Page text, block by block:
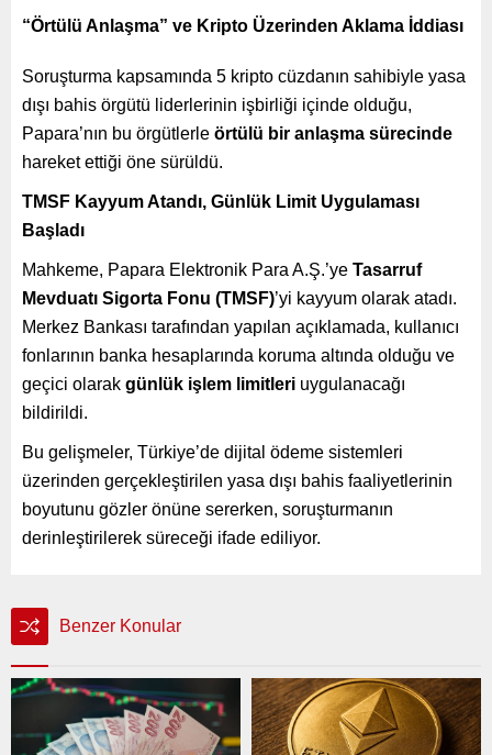
“Örtülü Anlaşma” ve Kripto Üzerinden Aklama İddiası
Soruşturma kapsamında 5 kripto cüzdanın sahibiyle yasa
dışı bahis örgütü liderlerinin işbirliği içinde olduğu,
Papara’nın bu örgütlerle örtülü bir anlaşma sürecinde
hareket ettiği öne sürüldü.
TMSF Kayyum Atandı, Günlük Limit Uygulaması
Başladı
Mahkeme, Papara Elektronik Para A.Ş.’ye Tasarruf
Mevduatı Sigorta Fonu (TMSF)’yi kayyum olarak atadı.
Merkez Bankası tarafından yapılan açıklamada, kullanıcı
fonlarının banka hesaplarında koruma altında olduğu ve
geçici olarak günlük işlem limitleri uygulanacağı
bildirildi.
Bu gelişmeler, Türkiye’de dijital ödeme sistemleri
üzerinden gerçekleştirilen yasa dışı bahis faaliyetlerinin
boyutunu gözler önüne sererken, soruşturmanın
derinleştirilerek süreceği ifade ediliyor.
Benzer Konular